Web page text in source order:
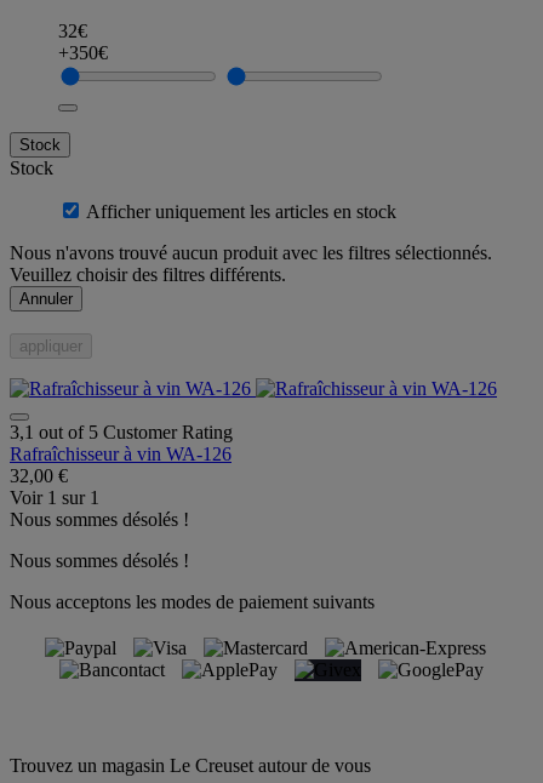
32€
+350€
Stock
Stock
Afficher uniquement les articles en stock
Nous n'avons trouvé aucun produit avec les filtres sélectionnés.
Veuillez choisir des filtres différents.
Annuler
appliquer
3,1 out of 5 Customer Rating
Rafraîchisseur à vin WA-126
32,00 €
Voir 1 sur 1
Nous sommes désolés !
Nous sommes désolés !
Nous acceptons les modes de paiement suivants
Trouvez un magasin Le Creuset autour de vous